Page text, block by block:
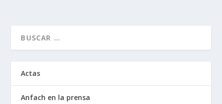
Actas
Anfach en la prensa